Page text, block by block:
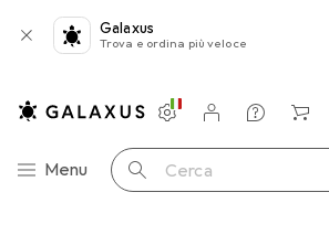
Galaxus
Trova e ordina più veloce
Categoria Navigazione
Menu Cerca
Impostazioni
Conto cliente
Liste di confronto
Liste dei desideri
Carrello